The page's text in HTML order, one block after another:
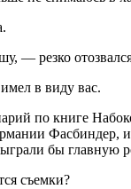
— резко
в виду вас.
по книге
Фасбиндер,
бы главную
съемки?